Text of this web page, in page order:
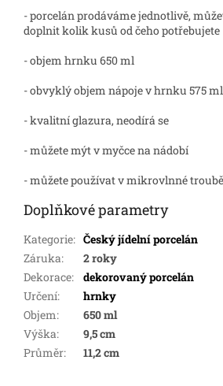
- porcelán prodáváme jednotlivě,
doplnit kolik kusů od čeho potřebujete
- objem hrnku 650 ml
- obvyklý objem nápoje v hrnku 575 ml
- kvalitní glazura, neodírá se
- můžete mýt v myčce na nádobí
- můžete používat v mikrovlnné troubě
Doplňkové parametry
Kategorie: Český jídelní porcelán
Záruka:
2 roky
Dekorace:
dekorovaný porcelán
Určení:
hrnky
Objem:
650 ml
Výška:
9,5 cm
Průměr: 11,2 cm